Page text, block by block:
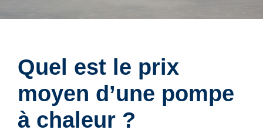
Quel est le prix
moyen d’une pompe
à chaleur ?